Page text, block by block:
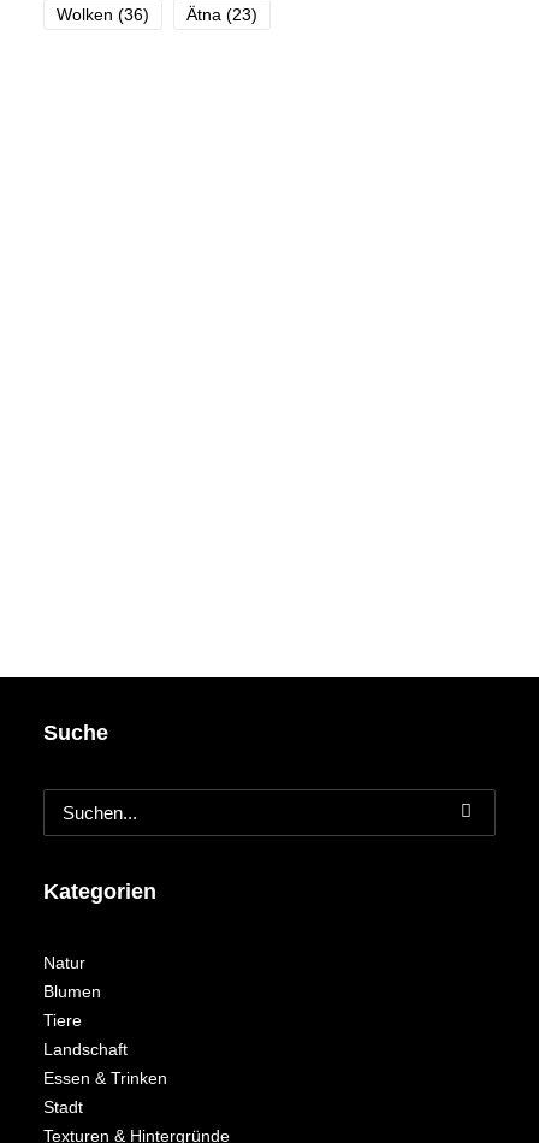
Wolken (36) Ätna (23)
Suche
Kategorien
Natur
Blumen
Tiere
Landschaft
Essen & Trinken
Stadt
Texturen & Hintergründe